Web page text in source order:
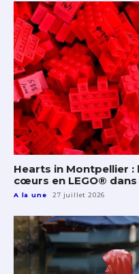
Hearts in Montpellier :
cœurs en LEGO® dans
A la une 27 juillet 2026